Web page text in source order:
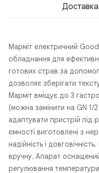
Марміт електричний
обладнання для
готових страв за
дозволяє зберігати
Марміт вміщує до 3
(можна замінити на GN
адаптувати пристрій під
ємності виготовлені з
надійність і
вручну. Апарат
регулювання